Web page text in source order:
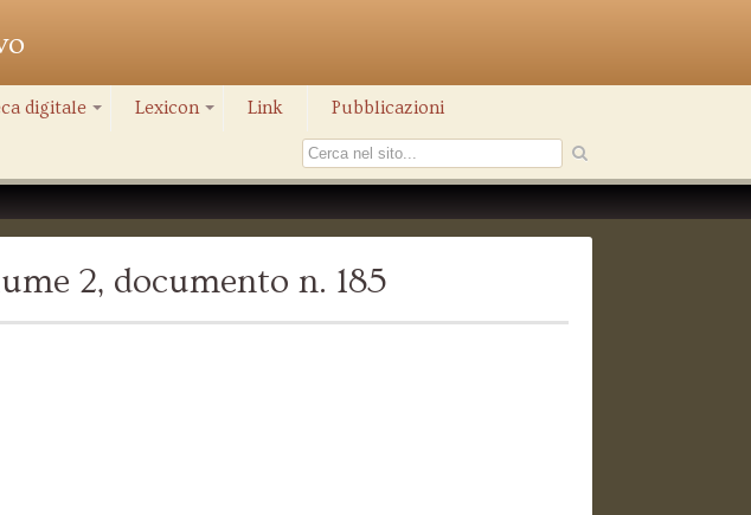
digitale Lexicon Link Pubblicazioni
2, documento n. 185